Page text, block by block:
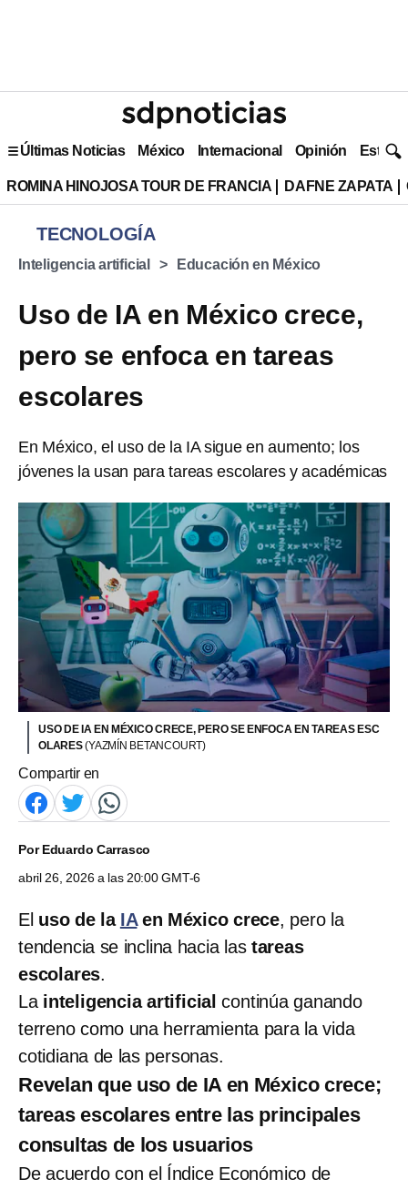
Últimas Noticias México Internacional Opinión Estilo
ROMINA HINOJOSA TOUR DE FRANCIA DAFNE ZAPATA
TECNOLOGÍA
Inteligencia artificial Educación en México
Uso de IA en México crece,
pero se enfoca en tareas
escolares
En México, el uso de la IA sigue en aumento; los
jóvenes la usan para tareas escolares y académicas
USO DE IA EN MÉXICO CRECE, PERO SE ENFOCA EN TAREAS ESC
OLARES(YAZMÍN BETANCOURT)
Compartir en
PorEduardo Carrasco
abril 26, 2026 a las 20:00 GMT-6
El uso de la IAen México crece, pero la
tendencia se inclina hacia las tareas
escolares.
La inteligencia artificial continúa ganando
terreno como una herramienta para la vida
cotidiana de las personas.
Revelan que uso de IA en México crece;
tareas escolares entre las principales
consultas de los usuarios
De acuerdo con el Índice Económico de